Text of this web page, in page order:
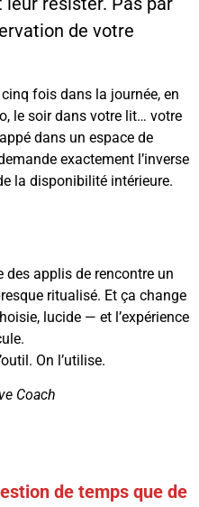
de votre
fois dans la journée, en
le soir dans votre lit… votre
dans un espace de
exactement l’inverse
la disponibilité intérieure.
applis de rencontre un
ritualisé. Et ça change
lucide — et l’expérience
On l’utilise.
Coach
de temps que de